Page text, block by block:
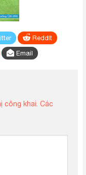
ReddIt
Email
công khai. Các